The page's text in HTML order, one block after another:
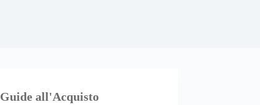
Guide all'Acquisto